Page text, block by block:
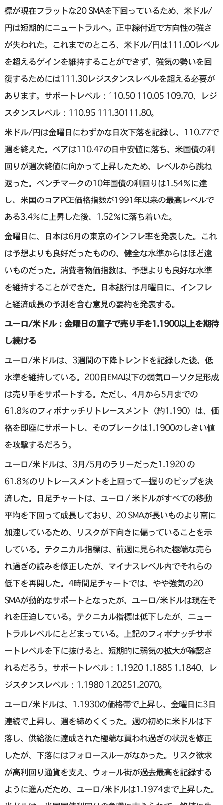
標が現在フラットな20 SMAを下回っているため、米ドル/
円は短期的にニュートラルへ。正中線付近で方向性の強さ
が失われた。これまでのところ、米ドル/円は111.00レベル
を超えるゲインを維持することができず、強気の勢いを回
復するためには111.30レジスタンスレベルを超える必要が
あります。サポートレベル：110.50 110.05 109.70、レジ
スタンスレベル：110.95 111.30111.80。
米ドル/円は金曜日にわずかな日次下落を記録し、110.77で
週を終えた。ペアは110.47の日中安値に落ち、米国債の利
回りが週次終値に向かって上昇したため、レベルから跳ね
返った。ベンチマークの10年国債の利回りは1.54％に達
し、米国のコアPCE価格指数が1991年以来の最高レベルで
ある3.4％に上昇した後、1.52％に落ち着いた。
金曜日に、日本は6月の東京のインフレ率を発表した。これ
は予想よりも良好だったものの、健全な水準からはほど遠
いものだった。消費者物価指数は、予想よりも良好な水準
を維持することができた。日本銀行は月曜日に、インフレ
と経済成長の予測を含む意見の要約を発表する。
ユーロ/米ドル：金曜日の童子で売り手を1.1900以上を期待
し続ける
ユーロ/米ドルは、3週間の下降トレンドを記録した後、低
水準を維持している。200日EMA以下の弱気ローソク足形成
は売り手をサポートする。ただし、4月から5月までの
61.8％のフィボナッチリトレースメント（約1.190）は、価
格を即座にサポートし、そのブレークは1.1900のしきい値
を攻撃するだろう。
ユーロ/米ドルは、3月/5月のラリーだった1.1920 の
61.8％のリトレースメントを上回って一握りのピップを決
済した。日足チャートは、ユーロ / 米ドルがすべての移動
平均を下回って成長しており、20 SMAが長いものより南に
加速しているため、リスクが下向きに偏っていることを示
している。テクニカル指標は、前週に見られた極端な売ら
れ過ぎの読みを修正したが、マイナスレベル内でそれらの
低下を再開した。4時間足チャートでは、やや強気の20
SMAが動的なサポートとなったが、ユーロ/米ドルは現在そ
れを圧迫している。テクニカル指標は低下したが、ニュー
トラルレベルにとどまっている。上記のフィボナッチサポ
ートレベルを下に抜けると、短期的に弱気の拡大が確認さ
れるだろう。サポートレベル：1.1920 1.1885 1.1840、レ
ジスタンスレベル：1.1980 1.20251.2070。
ユーロ/米ドルは、1.1930の価格帯で上昇し、金曜日に3日
連続で上昇し、週を締めくくった。週の初めに米ドルは下
落し、供給後に達成された極端な買われ過ぎの状況を修正
したが、下落にはフォロースルーがなかった。リスク欲求
が高利回り通貨を支え、ウォール街が過去最高を記録する
ように進んだため、ユーロ/米ドルは1.1974まで上昇した。